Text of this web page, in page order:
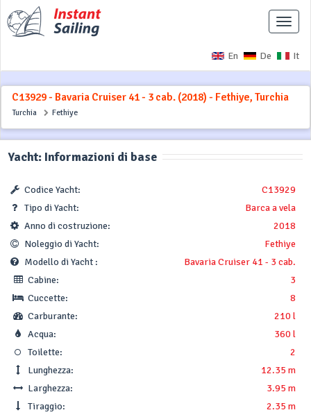
En De It
C13929 - Bavaria Cruiser 41 - 3 cab. (2018) - Fethiye, Turchia
Turchia Fethiye
Yacht: Informazioni di base
Codice Yacht:
C13929
Tipo di Yacht:
Barca a vela
Anno di costruzione:
2018
Noleggio di Yacht:
Fethiye
Modello di Yacht :
Bavaria Cruiser 41 - 3 cab.
Cabine:
3
Cuccette:
8
Carburante:
210 l
Acqua:
360 l
Toilette:
2
Lunghezza:
12.35 m
Larghezza:
3.95 m
Tiraggio:
2.35 m